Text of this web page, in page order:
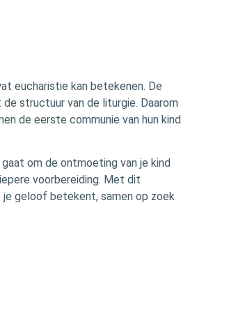
eucharistie kan betekenen. De
structuur van de liturgie. Daarom
de eerste communie van hun kind
om de ontmoeting van je kind
voorbereiding. Met dit
je geloof betekent, samen op zoek